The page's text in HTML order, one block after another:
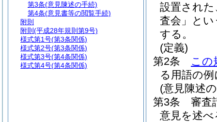
設置された
査会」とい
する。
(定義)
第2条
この
る用語の
(意見陳述
第3条
審査
意見を述
第3条(意見陳述の手続)
第4条(意見書等の閲覧手続)
附則
附則 (平成28年規則第9号)
様式第1号(第3条関係)
様式第2号(第3条関係)
様式第3号(第4条関係)
様式第4号(第4条関係)